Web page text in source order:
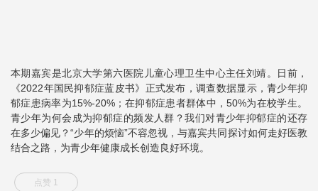
本期嘉宾是北京大学第六医院儿童心理卫生中心主任刘靖。日前，
《2022年国民抑郁症蓝皮书》正式发布，调查数据显示，青少年抑
郁症患病率为15%-20%；在抑郁症患者群体中，50%为在校学生。
青少年为何会成为抑郁症的频发人群？我们对青少年抑郁症的还存
在多少偏见？“少年的烦恼”不容忽视，与嘉宾共同探讨如何走好医教
结合之路，为青少年健康成长创造良好环境。
点赞 1